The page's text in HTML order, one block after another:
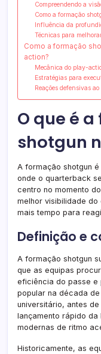
Compreendendo a
Como a formação
Influência da
Técnicas para
Como a formação
action?
Mecânica do play-
Estratégias para
Reações defensivas
O que é
shotgun
A formação shotgun
onde o quarterback
centro no momento
melhor visibilidade
mais tempo para
Definição e
A formação shotgun
que as equipas
eficiência do passe e
popular na década
universitário, antes
lançamento rápido
modernas de ritmo
Historicamente, as